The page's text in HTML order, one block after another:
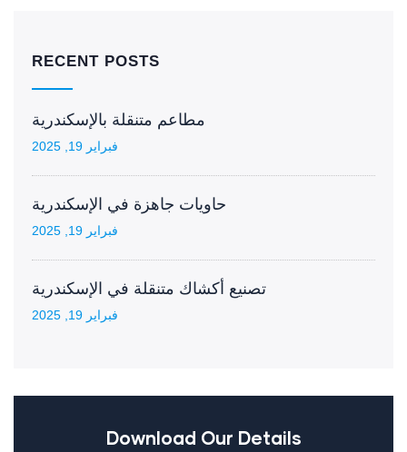
RECENT POSTS
مطاعم متنقلة بالإسكندرية
فبراير 19, 2025
حاويات جاهزة في الإسكندرية
فبراير 19, 2025
تصنيع أكشاك متنقلة في الإسكندرية
فبراير 19, 2025
Download Our Details